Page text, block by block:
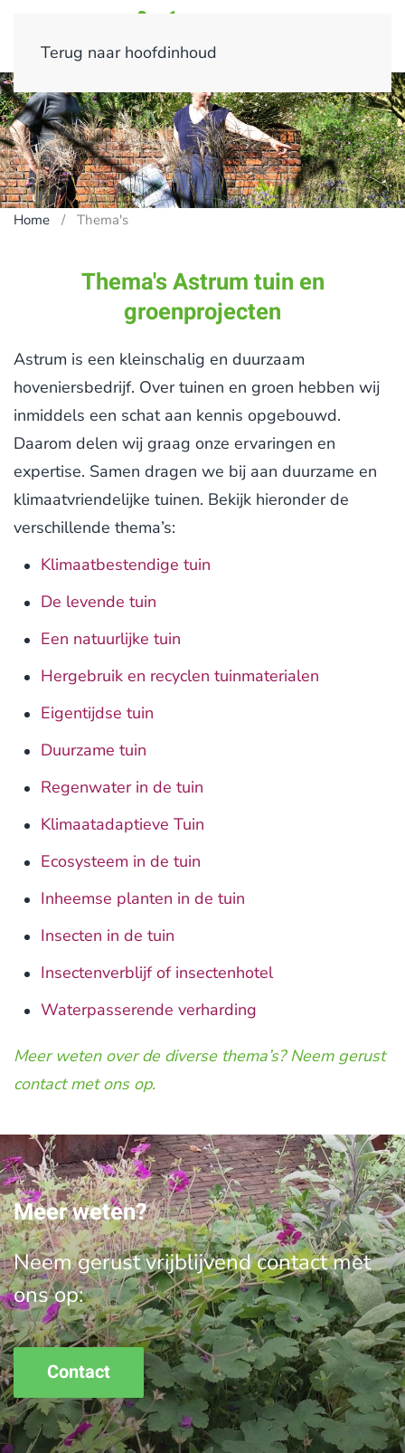
Terug naar hoofdinhoud
Home Thema's
Thema's Astrum tuin en
groenprojecten
Astrum is een kleinschalig en duurzaam
hoveniersbedrijf. Over tuinen en groen hebben wij
inmiddels een schat aan kennis opgebouwd.
Daarom delen wij graag onze ervaringen en
expertise. Samen dragen we bij aan duurzame en
klimaatvriendelijke tuinen. Bekijk hieronder de
verschillende thema’s:
Klimaatbestendige tuin
De levende tuin
Een natuurlijke tuin
Hergebruik en recyclen tuinmaterialen
Eigentijdse tuin
Duurzame tuin
Regenwater in de tuin
Klimaatadaptieve Tuin
Ecosysteem in de tuin
Inheemse planten in de tuin
Insecten in de tuin
Insectenverblijf of insectenhotel
Waterpasserende verharding
Meer weten over de diverse thema’s? Neem gerust
contact met ons op.
Meer weten?
Neem gerust vrijblijvend contact met
ons op:
Contact